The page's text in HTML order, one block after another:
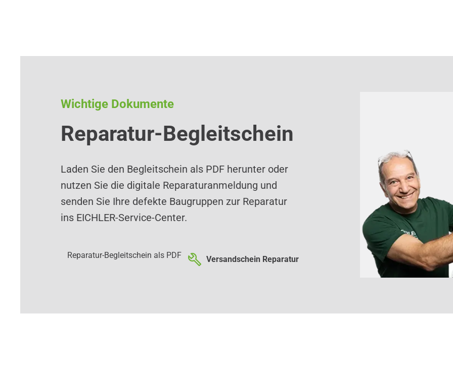
Wichtige Dokumente
Reparatur-Begleitschein
Laden Sie den Begleitschein als PDF herunter oder
nutzen Sie die digitale Reparaturanmeldung und
senden Sie Ihre defekte Baugruppen zur Reparatur
ins EICHLER-Service-Center.
Reparatur-Begleitschein als PDF Versandschein Reparatur